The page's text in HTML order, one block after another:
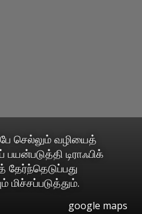
செல்லும் வழியைத்
டிராஃபிக்
தேர்ந்தெடுப்பது
மிச்சப்படுத்தும்.
google maps